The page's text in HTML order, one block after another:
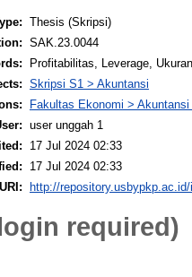
Thesis (Skripsi)
SAK.23.0044
Profitabilitas, Leverage,
Skripsi S1 > Akuntansi
Fakultas Ekonomi > Akuntansi
user unggah 1
17 Jul 2024 02:33
17 Jul 2024 02:33
URI:
http://
required)